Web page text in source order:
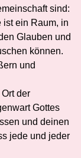
sind:
ist ein Raum, in
Glauben und
können.
und
der
Gottes
und deinen
jede und jeder